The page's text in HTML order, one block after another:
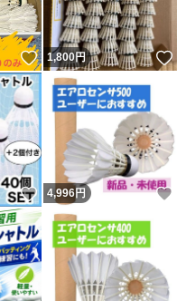
いいね！
1,800円
いいね！
4,996円